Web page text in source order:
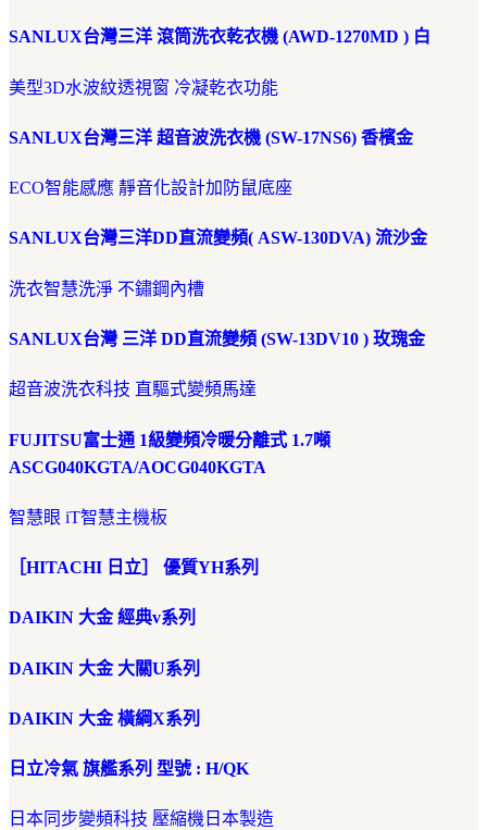
SANLUX台灣三洋 滾筒洗衣乾衣機 (AWD-1270MD ) 白
美型3D水波紋透視窗 冷凝乾衣功能
SANLUX台灣三洋 超音波洗衣機 (SW-17NS6) 香檳金
ECO智能感應 靜音化設計加防鼠底座
SANLUX台灣三洋DD直流變頻( ASW-130DVA) 流沙金
洗衣智慧洗淨 不鏽鋼內槽
SANLUX台灣 三洋 DD直流變頻 (SW-13DV10 ) 玫瑰金
超音波洗衣科技 直驅式變頻馬達
FUJITSU富士通 1級變頻冷暖分離式 1.7噸
ASCG040KGTA/AOCG040KGTA
智慧眼 iT智慧主機板
［HITACHI 日立］ 優質YH系列
DAIKIN 大金 經典v系列
DAIKIN 大金 大關U系列
DAIKIN 大金 橫綱X系列
日立冷氣 旗艦系列 型號 : H/QK
日本同步變頻科技 壓縮機日本製造